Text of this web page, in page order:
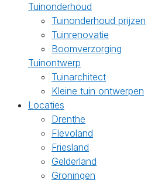
Tuinonderhoud
Tuinonderhoud prijzen
Tuinrenovatie
Boomverzorging
Tuinontwerp
Tuinarchitect
Kleine tuin ontwerpen
Locaties
Drenthe
Flevoland
Friesland
Gelderland
Groningen